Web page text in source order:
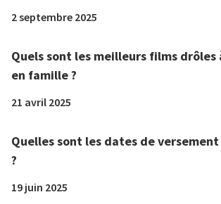
2 septembre 2025
Quels sont les meilleurs films drôles
en famille ?
21 avril 2025
Quelles sont les dates de versement
?
19 juin 2025